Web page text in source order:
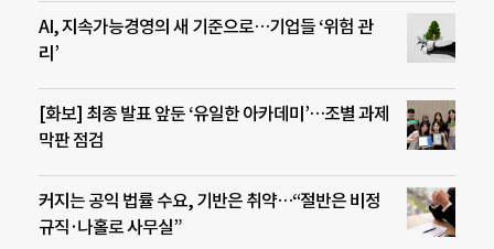
AI, 지속가능경영의 새 기준으로…기업들 ‘위험 관
리’
[화보] 최종 발표 앞둔 ‘유일한 아카데미’…조별 과제
막판 점검
커지는 공익 법률 수요, 기반은 취약…“절반은 비정
규직·나홀로 사무실”